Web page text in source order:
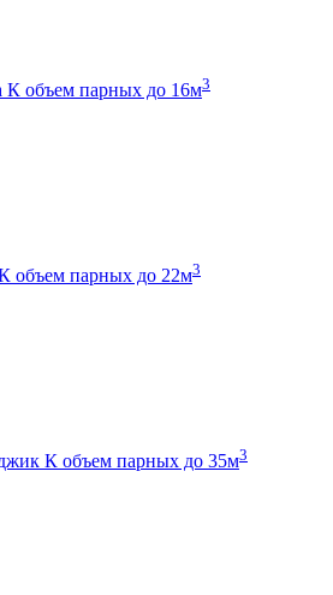
К объем парных до 16м3
объем парных до 22м3
К объем парных до 35м3